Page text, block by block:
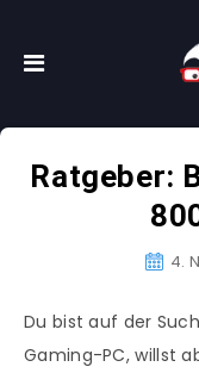
Ratgeber:
4.
Du bist auf der
Gaming-PC, willst